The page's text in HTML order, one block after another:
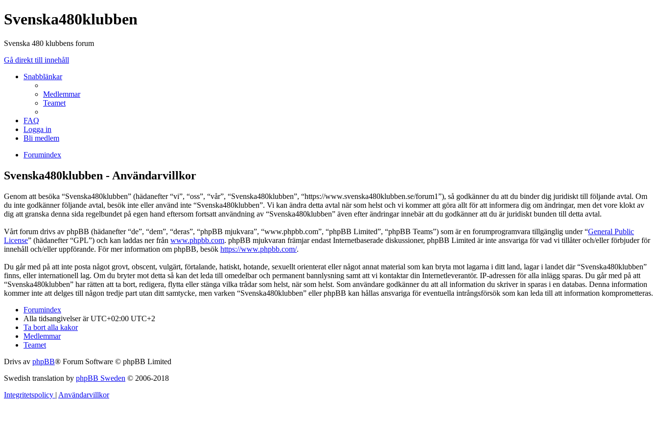
Svenska480klubben
Svenska 480 klubbens forum
Gå direkt till innehåll
Snabblänkar
Medlemmar
Teamet
FAQ
Logga in
Bli medlem
Forumindex
Svenska480klubben - Användarvillkor
Genom att besöka “Svenska480klubben” (hädanefter “vi”, “oss”, “vår”, “Svenska480klubben”, “https://www.svenska480klubben.se/forum1”), så godkänner du att du binder dig juridiskt till följande avtal. Om
du inte godkänner följande avtal, besök inte eller använd inte “Svenska480klubben”. Vi kan ändra detta avtal när som helst och vi kommer att göra allt för att informera dig om ändringar, men det vore klokt av
dig att granska denna sida regelbundet på egen hand eftersom fortsatt användning av “Svenska480klubben” även efter ändringar innebär att du godkänner att du är juridiskt bunden till detta avtal.
Vårt forum drivs av phpBB (hädanefter “de”, “dem”, “deras”, “phpBB mjukvara”, “www.phpbb.com”, “phpBB Limited”, “phpBB Teams”) som är en forumprogramvara tillgänglig under “General Public
License” (hädanefter “GPL”) och kan laddas ner från www.phpbb.com. phpBB mjukvaran främjar endast Internetbaserade diskussioner, phpBB Limited är inte ansvariga för vad vi tillåter och/eller förbjuder för
innehåll och/eller uppförande. För mer information om phpBB, besök https://www.phpbb.com/.
Du går med på att inte posta något grovt, obscent, vulgärt, förtalande, hatiskt, hotande, sexuellt orienterat eller något annat material som kan bryta mot lagarna i ditt land, lagar i landet där “Svenska480klubben”
finns, eller internationell lag. Om du bryter mot detta så kan det leda till omedelbar och permanent bannlysning samt att vi kontaktar din Internetleverantör. IP-adressen för alla inlägg sparas. Du går med på att
“Svenska480klubben” har rätten att ta bort, redigera, flytta eller stänga vilka trådar som helst, när som helst. Som användare godkänner du att all information du skriver in sparas i en databas. Denna information
kommer inte att delges till någon tredje part utan ditt samtycke, men varken “Svenska480klubben” eller phpBB kan hållas ansvariga för eventuella intrångsförsök som kan leda till att information komprometteras.
Forumindex
Alla tidsangivelser är UTC+02:00 UTC+2
Ta bort alla kakor
Medlemmar
Teamet
Drivs av phpBB® Forum Software © phpBB Limited
Swedish translation by phpBB Sweden © 2006-2018
Integritetspolicy | Användarvillkor